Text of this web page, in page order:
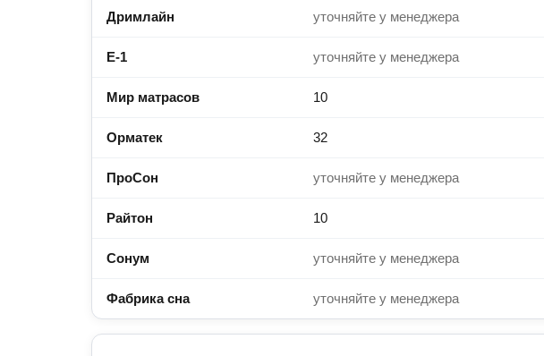
Дримлайн уточняйте у менеджера
Е-1 уточняйте у менеджера
Мир матрасов 10
Орматек 32
ПроСон уточняйте у менеджера
Райтон 10
Сонум уточняйте у менеджера
Фабрика сна уточняйте у менеджера